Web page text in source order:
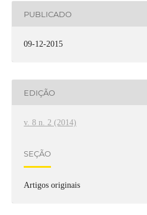
PUBLICADO
09-12-2015
EDIÇÃO
v. 8 n. 2 (2014)
SEÇÃO
Artigos originais